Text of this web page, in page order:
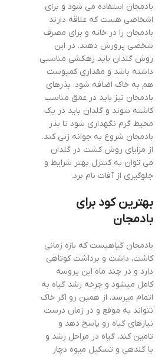
بادمجان استفاده می شود و برای
اشخاصی هست که علاقه دارند
بادمجان را در خانه و برای مصرف
شخصی پرورش دهند. در این
روش گلدان باید زهکشی مناسبی
داشته باشد و مقداری کمپوست
هم به خاک اضافه شود. بذرهای
بادمجان نیز باید در عمق مناسب
کاشته شوند و گلدان باید در یک
محیط گرم نگهداری شود تا بذر
بادمجان شروع به جوانه زنی کند.
از مزایای روش کشت در گلدان
می توان به کنترل بهتر شرایط و
جلوگیری از آفات نام برد.
بهترین کود برای
بادمجان
بادمجان گیاهیست که بازه زمانی
کاشت، داشت و برداشت کوتاهی
دارد و در چند ماه این پروسه
کامل میشود و چرخه رشد گیاه به
اتمام میرسد. از همین رو اگر خاک
نتواند به موقع و در زمان درست
نیازهای گیاه رو پاسخ دهد و
تامین کند، گیاه در مراحل رشد و
یا گلدهی و تسکیل میوه دچار